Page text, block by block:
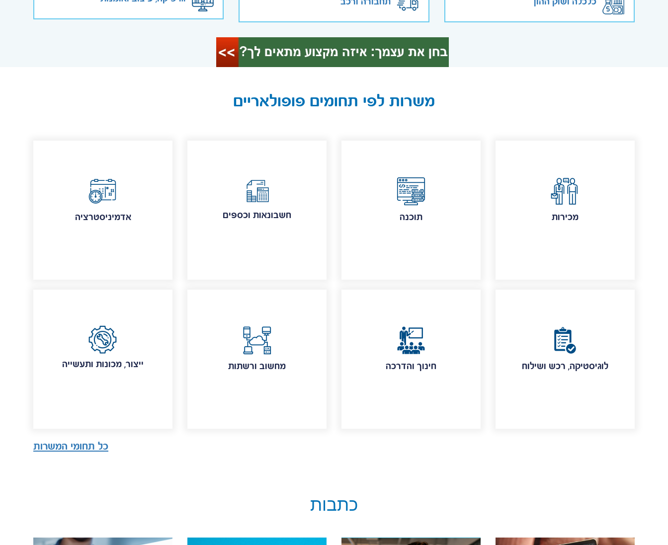
משרות לפי תחומים פופולאריים
אדמיניסטרציה חשבונאות וכספים תוכנה מכירות
ייצור, מכונות ותעשייה מחשוב ורשתות חינוך והדרכה לוגיסטיקה, רכש ושילוח
כל תחומי המשרות
כתבות